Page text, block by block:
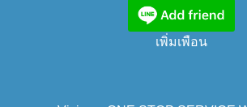
เพิ่มเพือน